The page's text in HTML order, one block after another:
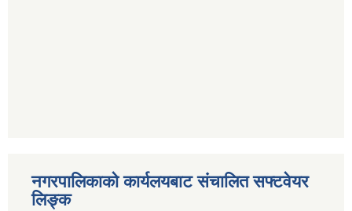
नगरपालिकाको कार्यलयबाट संचालित सफ्टवेयर
लिङ्क